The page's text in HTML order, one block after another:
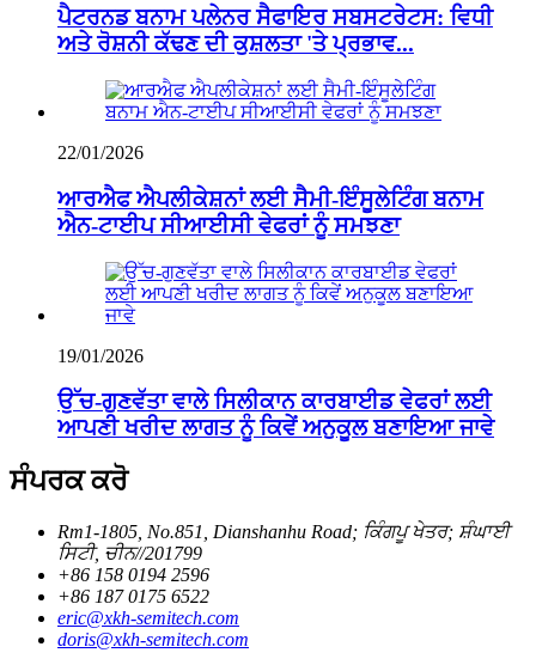
ਪੈਟਰਨਡ ਬਨਾਮ ਪਲੇਨਰ ਸੈਫਾਇਰ ਸਬਸਟਰੇਟਸ: ਵਿਧੀ
ਅਤੇ ਰੋਸ਼ਨੀ ਕੱਢਣ ਦੀ ਕੁਸ਼ਲਤਾ 'ਤੇ ਪ੍ਰਭਾਵ...
22/01/2026
ਆਰਐਫ ਐਪਲੀਕੇਸ਼ਨਾਂ ਲਈ ਸੈਮੀ-ਇੰਸੂਲੇਟਿੰਗ ਬਨਾਮ
ਐਨ-ਟਾਈਪ ਸੀਆਈਸੀ ਵੇਫਰਾਂ ਨੂੰ ਸਮਝਣਾ
19/01/2026
ਉੱਚ-ਗੁਣਵੱਤਾ ਵਾਲੇ ਸਿਲੀਕਾਨ ਕਾਰਬਾਈਡ ਵੇਫਰਾਂ ਲਈ
ਆਪਣੀ ਖਰੀਦ ਲਾਗਤ ਨੂੰ ਕਿਵੇਂ ਅਨੁਕੂਲ ਬਣਾਇਆ ਜਾਵੇ
ਸੰਪਰਕ ਕਰੋ
Rm1-1805, No.851, Dianshanhu Road; ਕਿੰਗਪੂ ਖੇਤਰ; ਸ਼ੰਘਾਈ
ਸਿਟੀ, ਚੀਨ//201799
+86 158 0194 2596
+86 187 0175 6522
eric@xkh-semitech.com
doris@xkh-semitech.com